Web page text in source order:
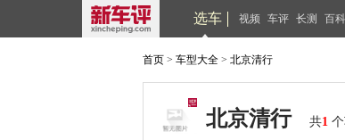
选车 视频 车评 长测 百科
首页 > 车型大全 > 北京清行
北京清行 共1